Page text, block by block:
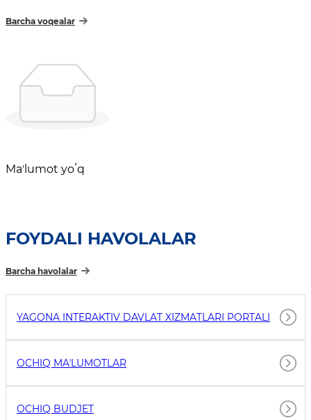
Barcha voqealar
Maʼlumot yoʻq
FOYDALI HAVOLALAR
Barcha havolalar
YAGONA INTERAKTIV DAVLAT XIZMATLARI PORTALI
OCHIQ MAʼLUMOTLAR
OCHIQ BUDJET